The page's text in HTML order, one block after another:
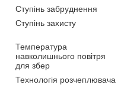
Ступінь забруднення
Ступінь захисту
Температура
навколишнього повітря
для збер
Технологія розчеплювача